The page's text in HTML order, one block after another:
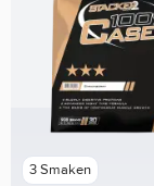
3 Smaken